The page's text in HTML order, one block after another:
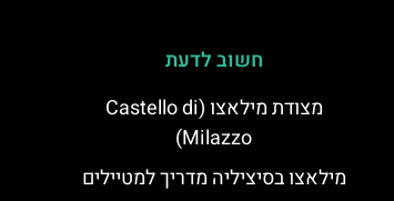
חשוב לדעת
מצודת מילאצו (Castello di
Milazzo)
מילאצו בסיציליה מדריך למטיילים